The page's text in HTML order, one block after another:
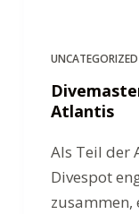
UNCATEGORIZED
Atlantis
Als Teil der
Divespot
zusammen,